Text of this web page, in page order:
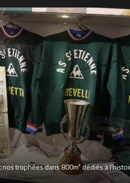
trophées dans 800m² dédiés à